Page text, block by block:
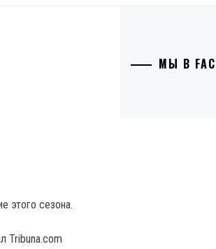
этого сезона.
Tribuna.com
МЫ В